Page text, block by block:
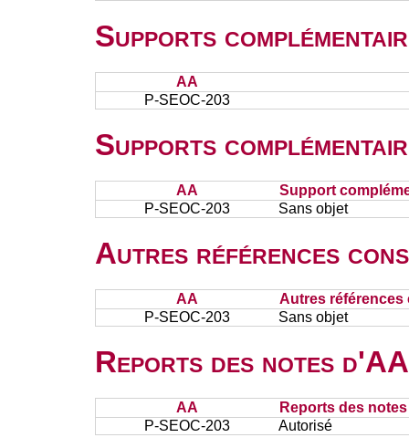
Supports
AA
P-SEOC-203
Supports
AA
Support
P-SEOC-203
Sans objet
Autres références
AA
Autres références
P-SEOC-203
Sans objet
Reports des notes
AA
Reports des
P-SEOC-203
Autorisé